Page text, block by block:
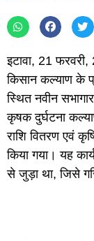
इटावा, 21
किसान कल्याण के
स्थित नवीन
कृषक दुर्घटना
राशि वितरण एवं
किया गया। यह
से जुड़ा था, जिसे